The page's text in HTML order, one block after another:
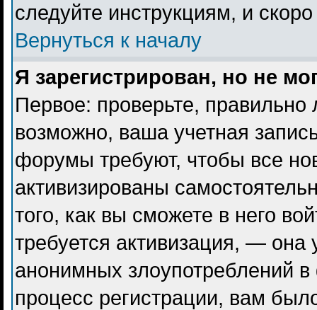
следуйте инструкциям, и
Вернуться к началу
Я зарегистрирован, но не
Первое: проверьте,
возможно, ваша учетная
форумы требуют, чтобы все
активизированы
того, как вы сможете в него
требуется активизация, —
анонимных злоупотреблений
процесс регистрации, вам